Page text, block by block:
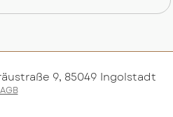
9, 85049 Ingolstadt
AGB